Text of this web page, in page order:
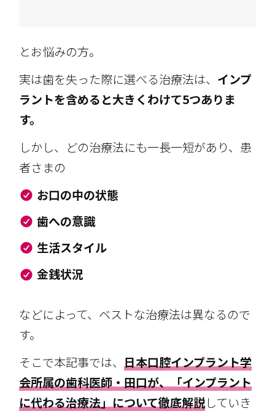
とお悩みの方。
実は歯を失った際に選べる治療法は、 インプ
ラントを含めると大きくわけて5つありま
す。
しかし、どの治療法にも一長一短があり、患
者さまの
お口の中の状態
歯への意識
生活スタイル
金銭状況
などによって、ベストな治療法は異なるので
す。
そこで本記事では、日本口腔インプラント学
会所属の歯科医師・田口が、「インプラント
に代わる治療法」について徹底解説していき